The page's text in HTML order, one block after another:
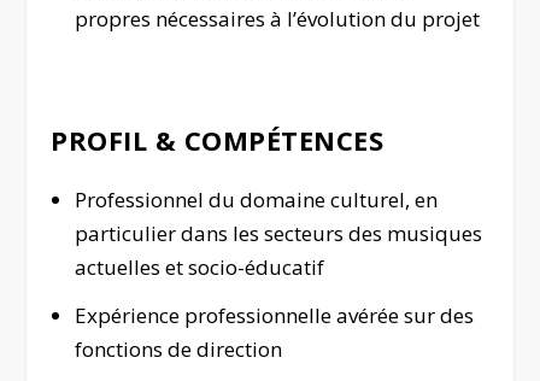
propres nécessaires à l’évolution du projet
PROFIL & COMPÉTENCES
Professionnel du domaine culturel, en
particulier dans les secteurs des musiques
actuelles et socio-éducatif
Expérience professionnelle avérée sur des
fonctions de direction